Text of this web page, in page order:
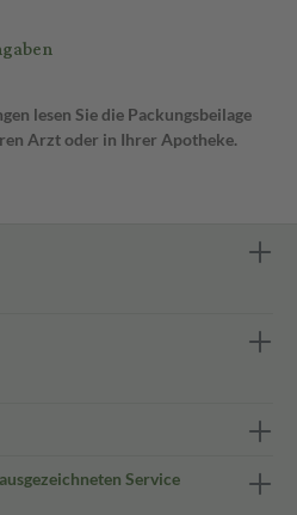
lesen Sie die Packungsbeilage
Arzt oder in Ihrer Apotheke.
Service